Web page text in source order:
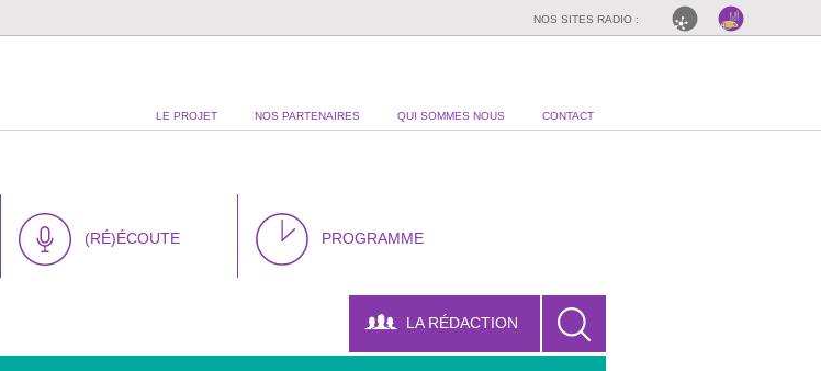
NOS SITES RADIO :
LE PROJET NOS PARTENAIRES QUI SOMMES NOUS CONTACT
(RÉ)ÉCOUTE PROGRAMME
LA RÉDACTION